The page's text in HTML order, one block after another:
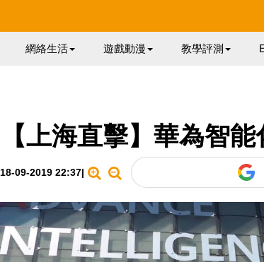
網絡生活 遊戲動漫 教學評測
【上海直擊】華為智
18-09-2019 22:37|